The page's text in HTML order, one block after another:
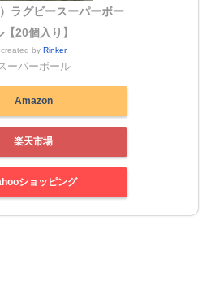
ラグビースーパーボー
【20個入り】
created by Rinker
ーパーボール
Amazon
楽天市場
ショッピング